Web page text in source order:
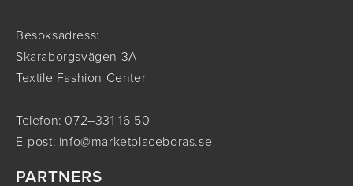
Besöksadress:
Skaraborgsvägen 3A
Textile Fashion Center
Telefon: 072–331 16 50
E-post: info@marketplaceboras.se
PARTNERS